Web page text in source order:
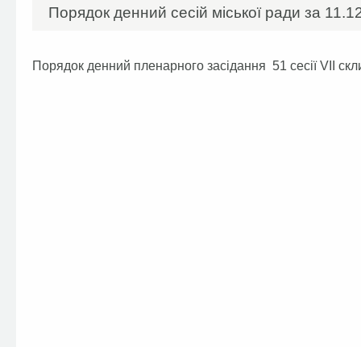
Порядок денний сесій міської ради за
Порядок денний пленарного засідання 51 сесії VII